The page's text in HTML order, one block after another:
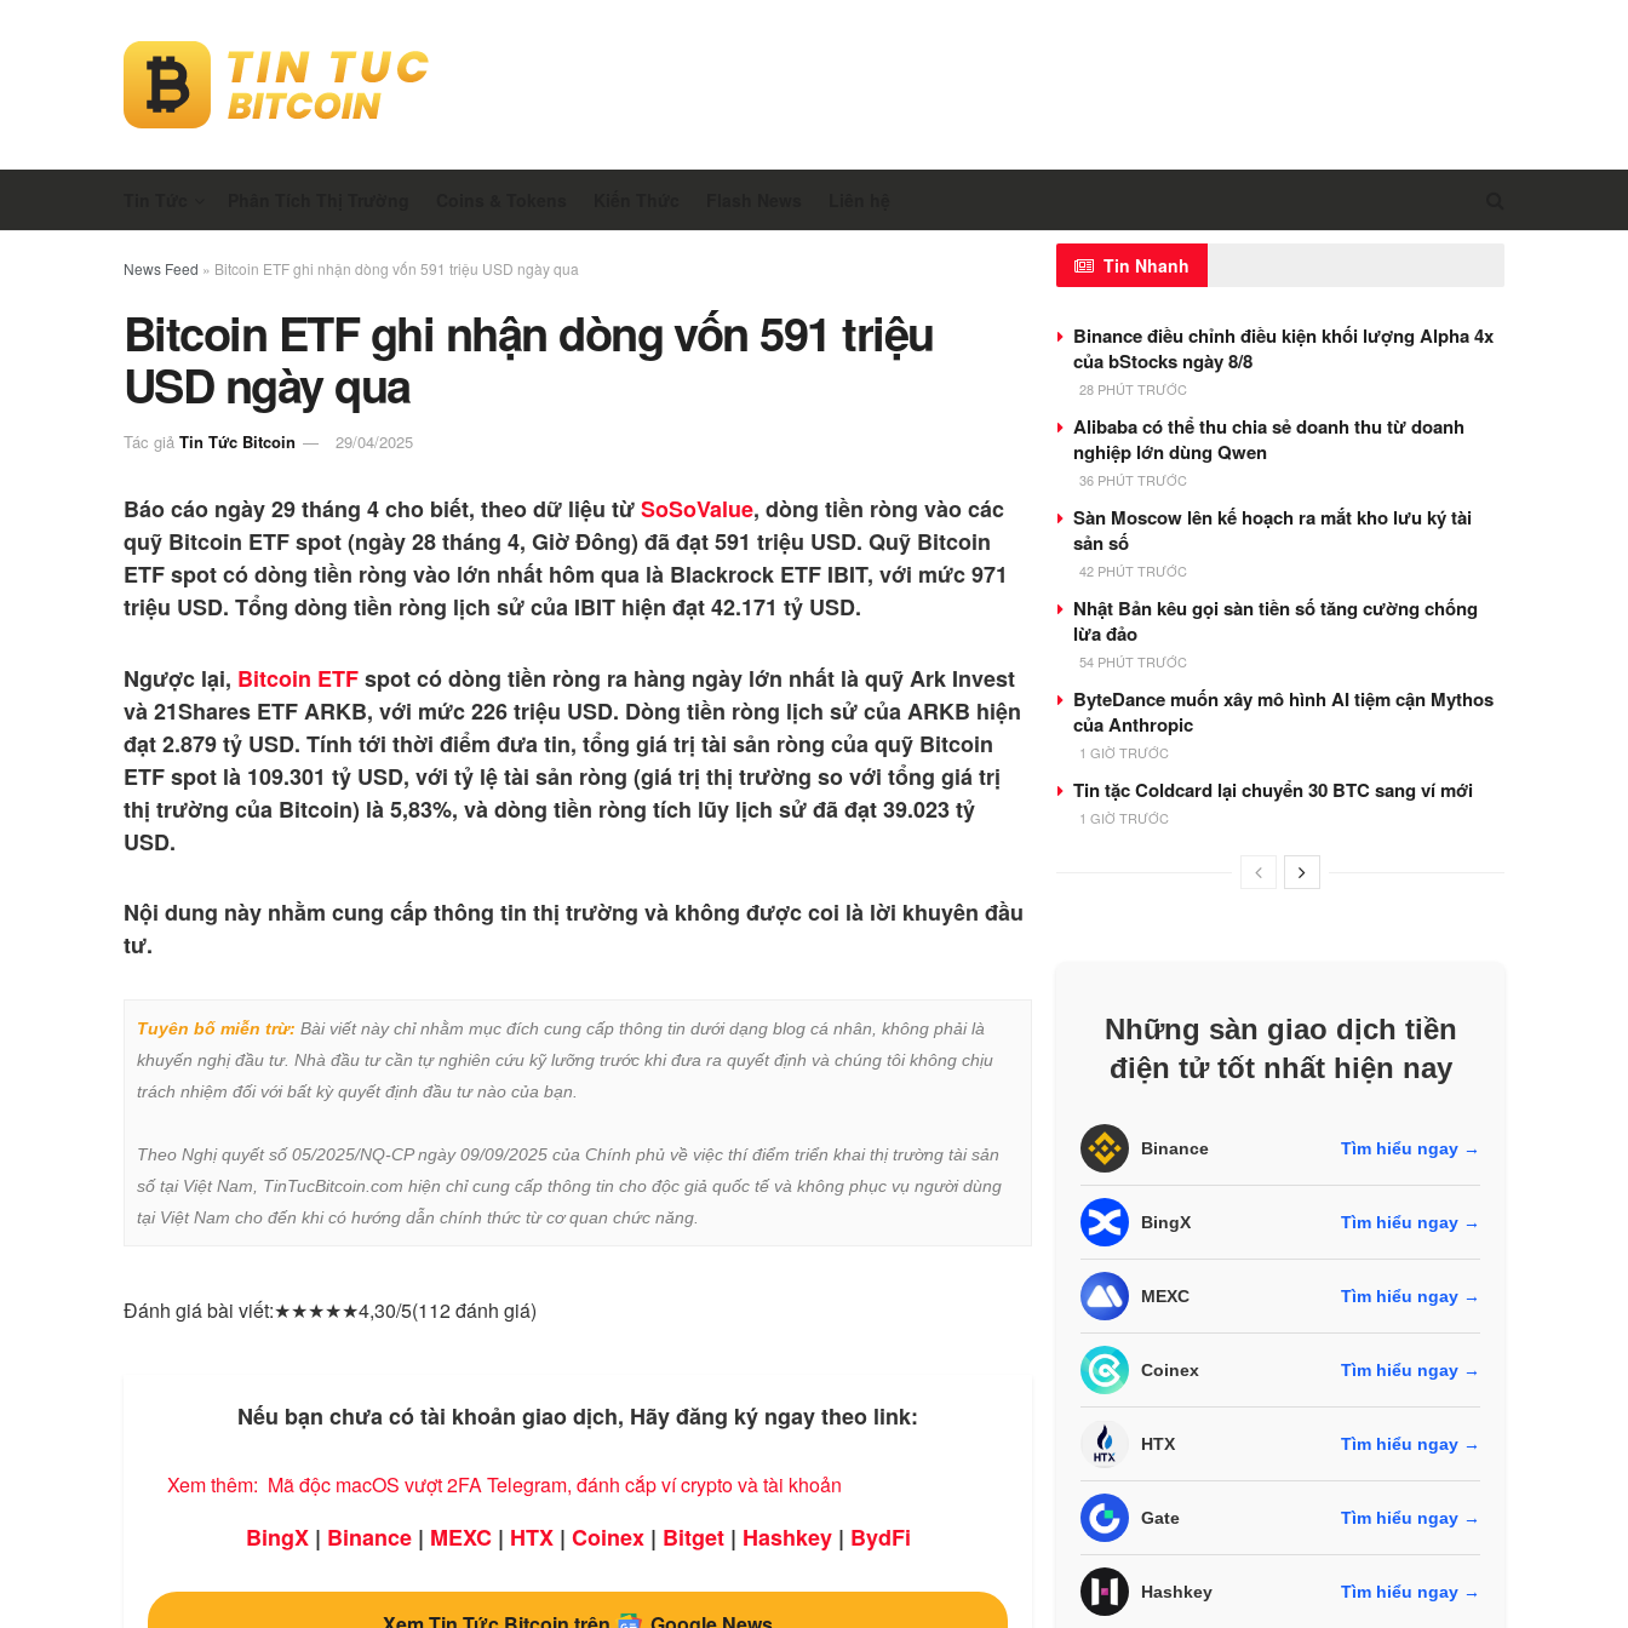
News Feed » Bitcoin ETF ghi nhận dòng vốn 591 triệu USD ngày qua
Bitcoin ETF ghi nhận dòng vốn 591 triệu
USD ngày qua
Tác giả Tin Tức Bitcoin 29/04/2025
Báo cáo ngày 29 tháng 4 cho biết, theo dữ liệu từSoSoValue, dòng tiền ròng vào các
quỹ Bitcoin ETF spot (ngày 28 tháng 4, Giờ Đông) đã đạt 591 triệu USD. Quỹ Bitcoin
ETF spot có dòng tiền ròng vào lớn nhất hôm qua là Blackrock ETF IBIT, với mức 971
triệu USD. Tổng dòng tiền ròng lịch sử của IBIT hiện đạt 42.171 tỷ USD.
Ngược lại, Bitcoin ETFspot có dòng tiền ròng ra hàng ngày lớn nhất là quỹ Ark Invest
và 21Shares ETF ARKB, với mức 226 triệu USD. Dòng tiền ròng lịch sử của ARKB hiện
đạt 2.879 tỷ USD. Tính tới thời điểm đưa tin, tổng giá trị tài sản ròng của quỹ Bitcoin
ETF spot là 109.301 tỷ USD, với tỷ lệ tài sản ròng (giá trị thị trường so với tổng giá trị
thị trường của Bitcoin) là 5,83%, và dòng tiền ròng tích lũy lịch sử đã đạt 39.023 tỷ
USD.
Nội dung này nhằm cung cấp thông tin thị trường và không được coi là lời khuyên đầu
tư.
Tuyên bố miễn trừ: Bài viết này chỉ nhằm mục đích cung cấp thông tin dưới dạng blog cá nhân, không phải là
khuyến nghị đầu tư. Nhà đầu tư cần tự nghiên cứu kỹ lưỡng trước khi đưa ra quyết định và chúng tôi không chịu
trách nhiệm đối với bất kỳ quyết định đầu tư nào của bạn.
Theo Nghị quyết số 05/2025/NQ-CP ngày 09/09/2025 của Chính phủ về việc thí điểm triển khai thị trường tài sản
số tại Việt Nam, TinTucBitcoin.com hiện chỉ cung cấp thông tin cho độc giả quốc tế và không phục vụ người dùng
tại Việt Nam cho đến khi có hướng dẫn chính thức từ cơ quan chức năng.
Đánh giá bài viết:★★★★★4,30/5(112 đánh giá)
Nếu bạn chưa có tài khoản giao dịch, Hãy đăng ký ngay theo link:
Xem thêm: Mã độc macOS vượt 2FA Telegram, đánh cắp ví crypto và tài khoản
BingX| Binance| MEXC| HTX| Coinex| Bitget| Hashkey| BydFi
Tin Nhanh
Binance điều chỉnh điều kiện khối lượng Alpha 4x
của bStocks ngày 8/8
28 PHÚT TRƯỚC
Alibaba có thể thu chia sẻ doanh thu từ doanh
nghiệp lớn dùng Qwen
36 PHÚT TRƯỚC
Sàn Moscow lên kế hoạch ra mắt kho lưu ký tài
sản số
42 PHÚT TRƯỚC
Nhật Bản kêu gọi sàn tiền số tăng cường chống
lừa đảo
54 PHÚT TRƯỚC
ByteDance muốn xây mô hình AI tiệm cận Mythos
của Anthropic
1 GIỜ TRƯỚC
Tin tặc Coldcard lại chuyển 30 BTC sang ví mới
1 GIỜ TRƯỚC
Những sàn giao dịch tiền
điện tử tốt nhất hiện nay
Binance Tìm hiểu ngay →
BingX Tìm hiểu ngay →
MEXC Tìm hiểu ngay →
Coinex Tìm hiểu ngay →
HTX Tìm hiểu ngay →
Gate Tìm hiểu ngay →
Hashkey Tìm hiểu ngay →